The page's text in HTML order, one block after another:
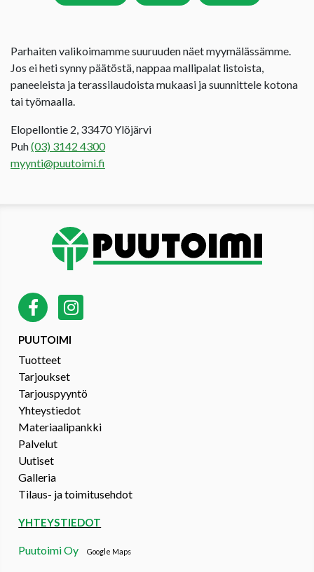
Parhaiten valikoimamme suuruuden näet myymälässämme.
Jos ei heti synny päätöstä, nappaa mallipalat listoista,
paneeleista ja terassilaudoista mukaasi ja suunnittele kotona
tai työmaalla.
Elopellontie 2, 33470 Ylöjärvi
Puh(03) 3142 4300
myynti@puutoimi.fi
PUUTOIMI
Tuotteet
Tarjoukset
Tarjouspyyntö
Yhteystiedot
Materiaalipankki
Palvelut
Uutiset
Galleria
Tilaus- ja toimitusehdot
YHTEYSTIEDOT
Puutoimi OyGoogle Maps